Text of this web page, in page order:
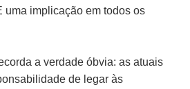
uma implicação em todos os
a verdade óbvia: as atuais
de legar às